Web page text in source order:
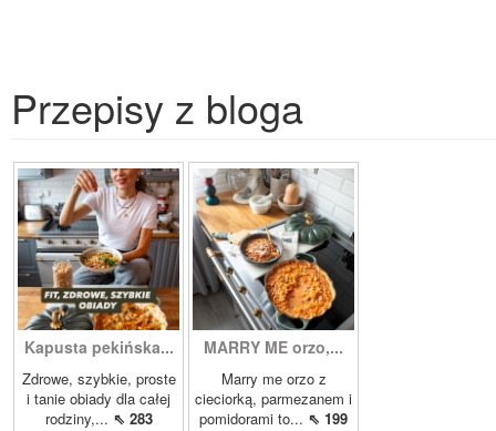
Przepisy z bloga
Kapusta pekińska...
Zdrowe, szybkie, proste
i tanie obiady dla całej
rodziny,... ⇖ 283
MARRY ME orzo,...
Marry me orzo z
cieciorką, parmezanem i
pomidorami to... ⇖ 199